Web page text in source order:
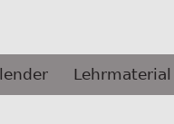
Lehrmaterial